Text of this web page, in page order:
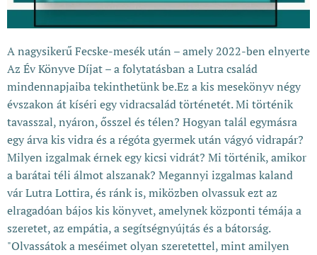
A nagysikerű Fecske-mesék után – amely 2022-ben elnyerte
Az Év Könyve Díjat – a folytatásban a Lutra család
mindennapjaiba tekinthetünk be.Ez a kis mesekönyv négy
évszakon át kíséri egy vidracsalád történetét. Mi történik
tavasszal, nyáron, ősszel és télen? Hogyan talál egymásra
egy árva kis vidra és a régóta gyermek után vágyó vidrapár?
Milyen izgalmak érnek egy kicsi vidrát? Mi történik, amikor
a barátai téli álmot alszanak? Megannyi izgalmas kaland
vár Lutra Lottira, és ránk is, miközben olvassuk ezt az
elragadóan bájos kis könyvet, amelynek központi témája a
szeretet, az empátia, a segítségnyújtás és a bátorság.
"Olvassátok a meséimet olyan szeretettel, mint amilyen